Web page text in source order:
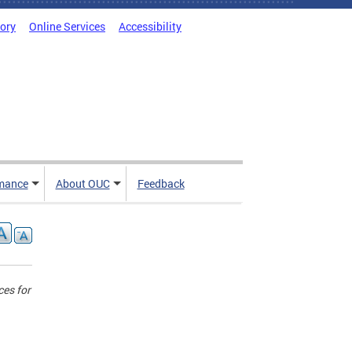
Online Services Accessibility
About OUC Feedback
for